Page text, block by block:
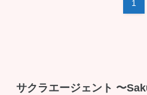
1
サクラエージェント 〜